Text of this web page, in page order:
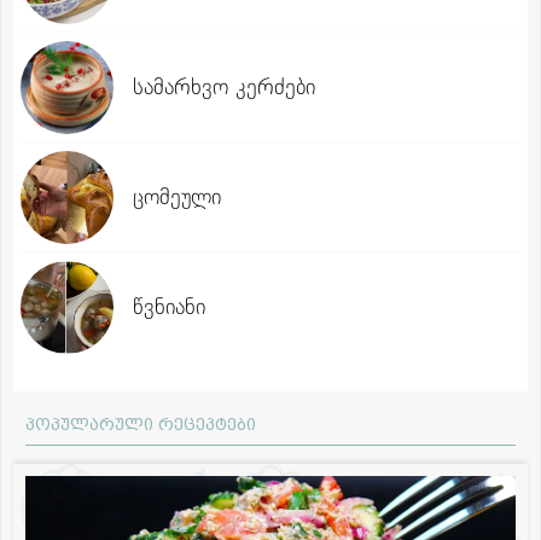
სამარხვო კერძები
ცომეული
წვნიანი
პოპულარული რეცეპტები